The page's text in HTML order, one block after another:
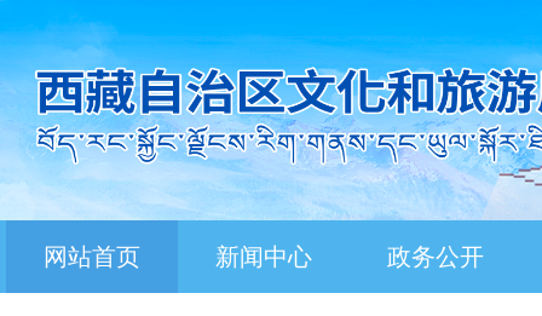
网站首页 新闻中心 政务公开